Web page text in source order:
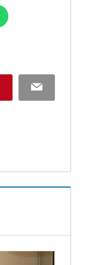
Pinterest Email